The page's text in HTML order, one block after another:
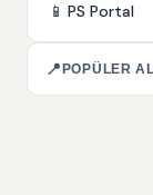
📱 PS Portal
📍 POPÜLER